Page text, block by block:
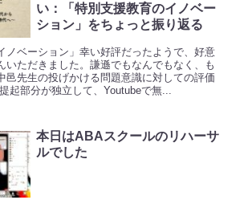
い：「特別支援教育のイノベー
ション」をちょっと振り返る
ノベーション」幸い好評だったようで、好意
いただきました。謙遜でもなんでもなく、も
邑先生の投げかける問題意識に対しての評価
起部分が独立して、Youtubeで無...
本日はABAスクールのリハーサ
ルでした